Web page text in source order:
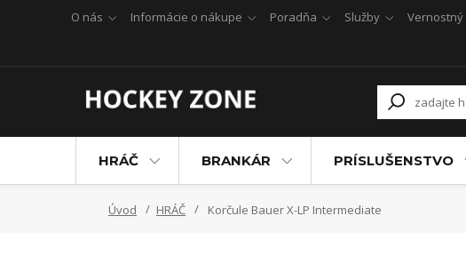
O nás Informácie o nákupe Poradňa Služby Vernostný
HRÁČ BRANKÁR PRÍSLUŠENSTVO
Úvod HRÁČ Korčule Bauer X-LP Intermediate